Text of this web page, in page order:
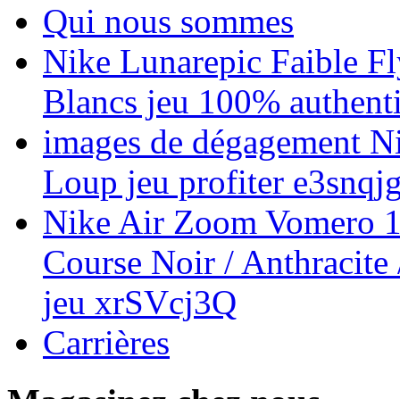
Qui nous sommes
Nike Lunarepic Faible
Blancs jeu 100%
images de dégagement
Loup jeu profiter
Nike Air Zoom Vomero
Course Noir /
jeu xrSVcj3Q
Carrières